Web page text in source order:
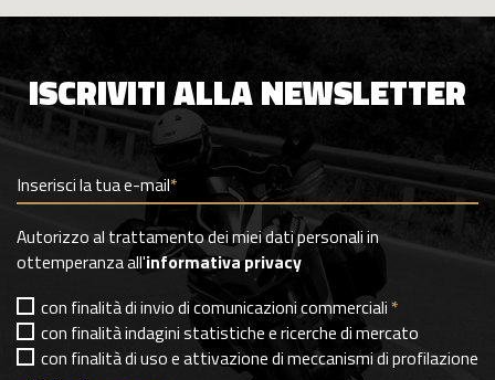
ISCRIVITI ALLA NEWSLETTER
Inserisci la tua e-mail*
Autorizzo al trattamento dei miei dati personali in
ottemperanza all'informativa privacy
con finalità di invio di comunicazioni commerciali*
con finalità indagini statistiche e ricerche di mercato
con finalità di uso e attivazione di meccanismi di profilazione